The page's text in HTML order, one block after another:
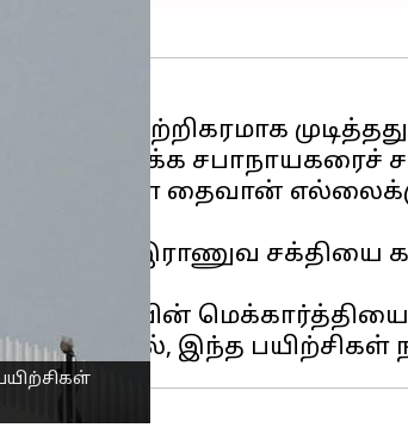
"வெற்றிகரமாக
அமெரிக்க சபாநாயகரைச்
தைவான்
இராணுவ சக்தியை
கெவின் மெக்கார்த்தியை